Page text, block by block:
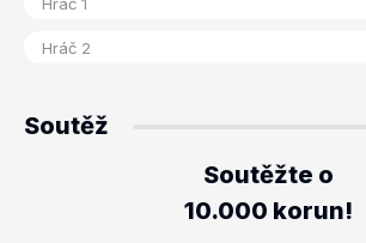
Soutěž
Soutěžte o
10.000 korun!